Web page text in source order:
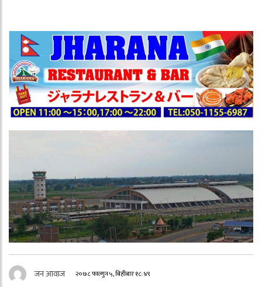
जन आवाज २०७८ फाल्गुन ५, बिहीबार १८:४९